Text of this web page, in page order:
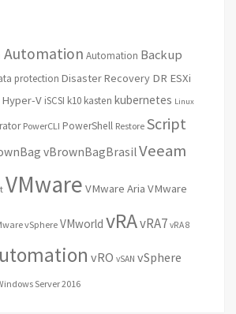
Automation Automation Backup
protection Disaster Recovery DR ESXi
Hyper-V iSCSI k10 kasten kubernetes Linux
PowerCLI PowerShell Restore Script
vBrownBagBrasilVeeam
VMware VMware Aria VMware
vSphereVMworld vRAvRA7 vRA 8
vRO vSAN vSphere
Server 2016